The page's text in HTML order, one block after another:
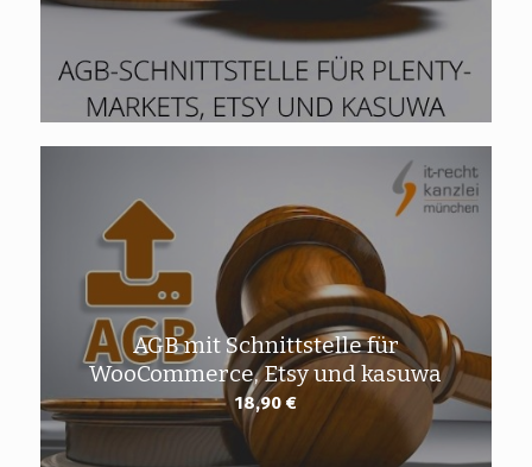
AGB mit Schnittstelle für
WooCommerce, Etsy und kasuwa
18,90€